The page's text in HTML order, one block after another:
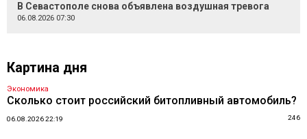
В Севастополе снова объявлена воздушная тревога
06.08.2026 07:30
Картина дня
Экономика
Сколько стоит российский битопливный автомобиль?
06.08.2026 22:19 246